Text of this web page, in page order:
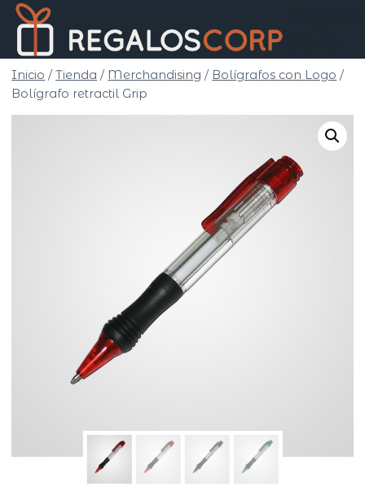
Saltar
contenido
Inicio / Tienda / Merchandising / Bolígrafos con Logo /
Bolígrafo retractil Grip